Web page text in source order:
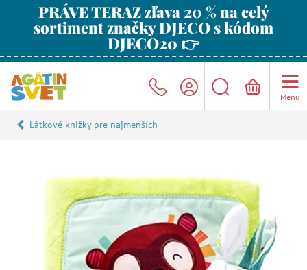
PRÁVE TERAZ zľava 20 % na celý
sortiment značky DJECO s kódom
DJECO20 👉
Menu
Látkové knižky pre najmenších